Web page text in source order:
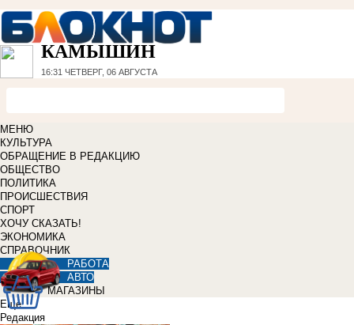
КАМЫШИН
16:31 ЧЕТВЕРГ, 06 АВГУСТА
МЕНЮ
КУЛЬТУРА
ОБРАЩЕНИЕ В РЕДАКЦИЮ
ОБЩЕСТВО
ПОЛИТИКА
ПРОИСШЕСТВИЯ
СПОРТ
ХОЧУ СКАЗАТЬ!
ЭКОНОМИКА
СПРАВОЧНИК
РАБОТА
АВТО
МАГАЗИНЫ
Еще
Редакция